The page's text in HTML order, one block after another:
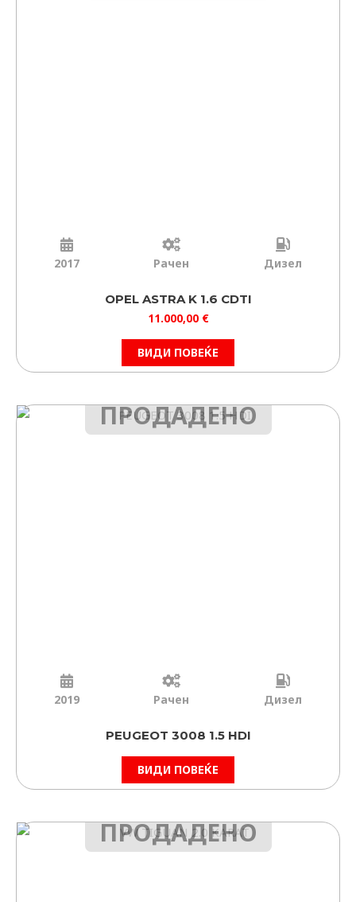
2017 Рачен Дизел
OPEL ASTRA K 1.6 CDTI
11.000,00 €
ВИДИ ПОВЕЌЕ
ПРОДАДЕНО
2019 Рачен Дизел
PEUGEOT 3008 1.5 HDI
ВИДИ ПОВЕЌЕ
ПРОДАДЕНО